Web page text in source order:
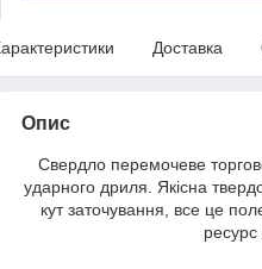
Доставка
Опис
Свердло перемочеве
ударного дриля. Якісна
кут заточування, все це
ресурс